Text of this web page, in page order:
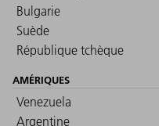
Bulgarie
Suède
République tchèque
AMÉRIQUES
Venezuela
Argentine